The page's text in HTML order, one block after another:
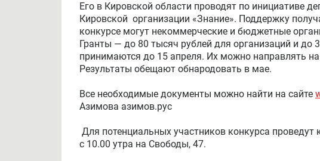
Его в Кировской области проводят по инициативе
Кировской организации «Знание». Поддержку
конкурсе могут некоммерческие и бюджетные
Гранты — до 80 тысяч рублей для организаций и до
принимаются до 15 апреля. Их можно направлять
Результаты обещают обнародовать в мае.
Все необходимые документы можно найти на сайте
Азимова азимов.рус
Для потенциальных участников конкурса
с 10.00 утра на Свободы, 47.